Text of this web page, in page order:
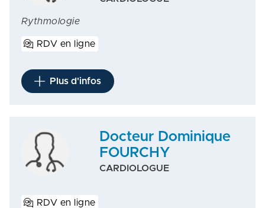
Rythmologie
RDV en ligne
Plus d'infos
Docteur Dominique
FOURCHY
CARDIOLOGUE
RDV en ligne